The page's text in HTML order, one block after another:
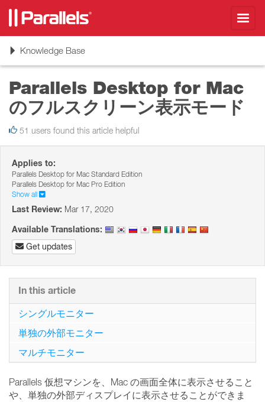
ToggleKnowledge Base
Parallels Desktop for Mac
のフルスクリーン表示モード
51 users found this article helpful
Applies to:
Parallels Desktop for Mac Standard Edition
Parallels Desktop for Mac Pro Edition
Show all
Last Review: Mar 17, 2020
Available Translations:
Get updates
Parallels 仮想マシンを、Mac の画面全体に表示させること
や、単独の外部ディスプレイに表示させることができま
In this article
シングルモニター
単独の外部モニター
マルチモニター